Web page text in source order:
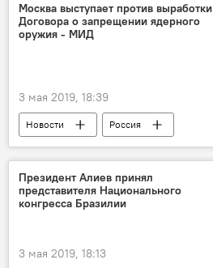
Москва выступает против выработки
Договора о запрещении ядерного
оружия - МИД
3 мая 2019, 18:39
Новости Россия
Президент Алиев принял
представителя Национального
конгресса Бразилии
3 мая 2019, 18:13